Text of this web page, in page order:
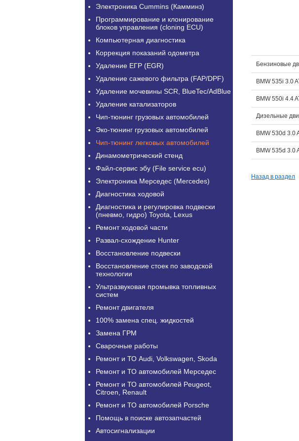
Электроника Cummins (Камминз)
Программирование и клонирование
блоков управления (cloning ECU)
Компьютерная диагностика
Коррекция показаний одометра
Удаление ЕГР (EGR)
Удаление сажевого фильтра (FAP/DPF)
Удаление мочевины SCR, BlueTec/AdBlue
Удаление катализаторов
Чип-тюнинг грузовых автомобилей
Эко-тюнинг грузовых автомобилей
Чип-тюнинг легковых автомобилей
Динамометрический стенд
Файл-сервис эбу (File service ecu)
Электроника Мерседес (Mercedes)
Диагностика ходовой
Диагностика и регулировка подвески
(пневмо, гидро) Toyota, Lexus
Ремонт ходовой части
Развал-схождение Hunter
Восстановление подвески
Восстановление стоек по заводской
технологии
Ультразвуковая промывка топливных
систем
Ремонт двигателя
100% замена спец. жидкостей
Замена ГРМ
Сварочные работы
Ремонт и ТО Audi, Volkswagen, Skoda
Ремонт и ТО автомобилей Мерседес
Ремонт и ТО автомобилей Peugeot,
Citroen, Renault
Ремонт и ТО автомобилей Porsche
Помощь в поиске автозапчастей
Автосигнализации
Бензиновые
BMW 535i 3.0
BMW 550i 4.4
Дизельные
BMW 530d 3.0
BMW 535d 3.0
Назад в раздел